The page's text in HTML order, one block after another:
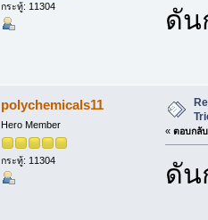
กระทู้: 11304 ดัน
polychemicals11
Hero Member
กระทู้: 11304
« ตอบกลั
ดัน